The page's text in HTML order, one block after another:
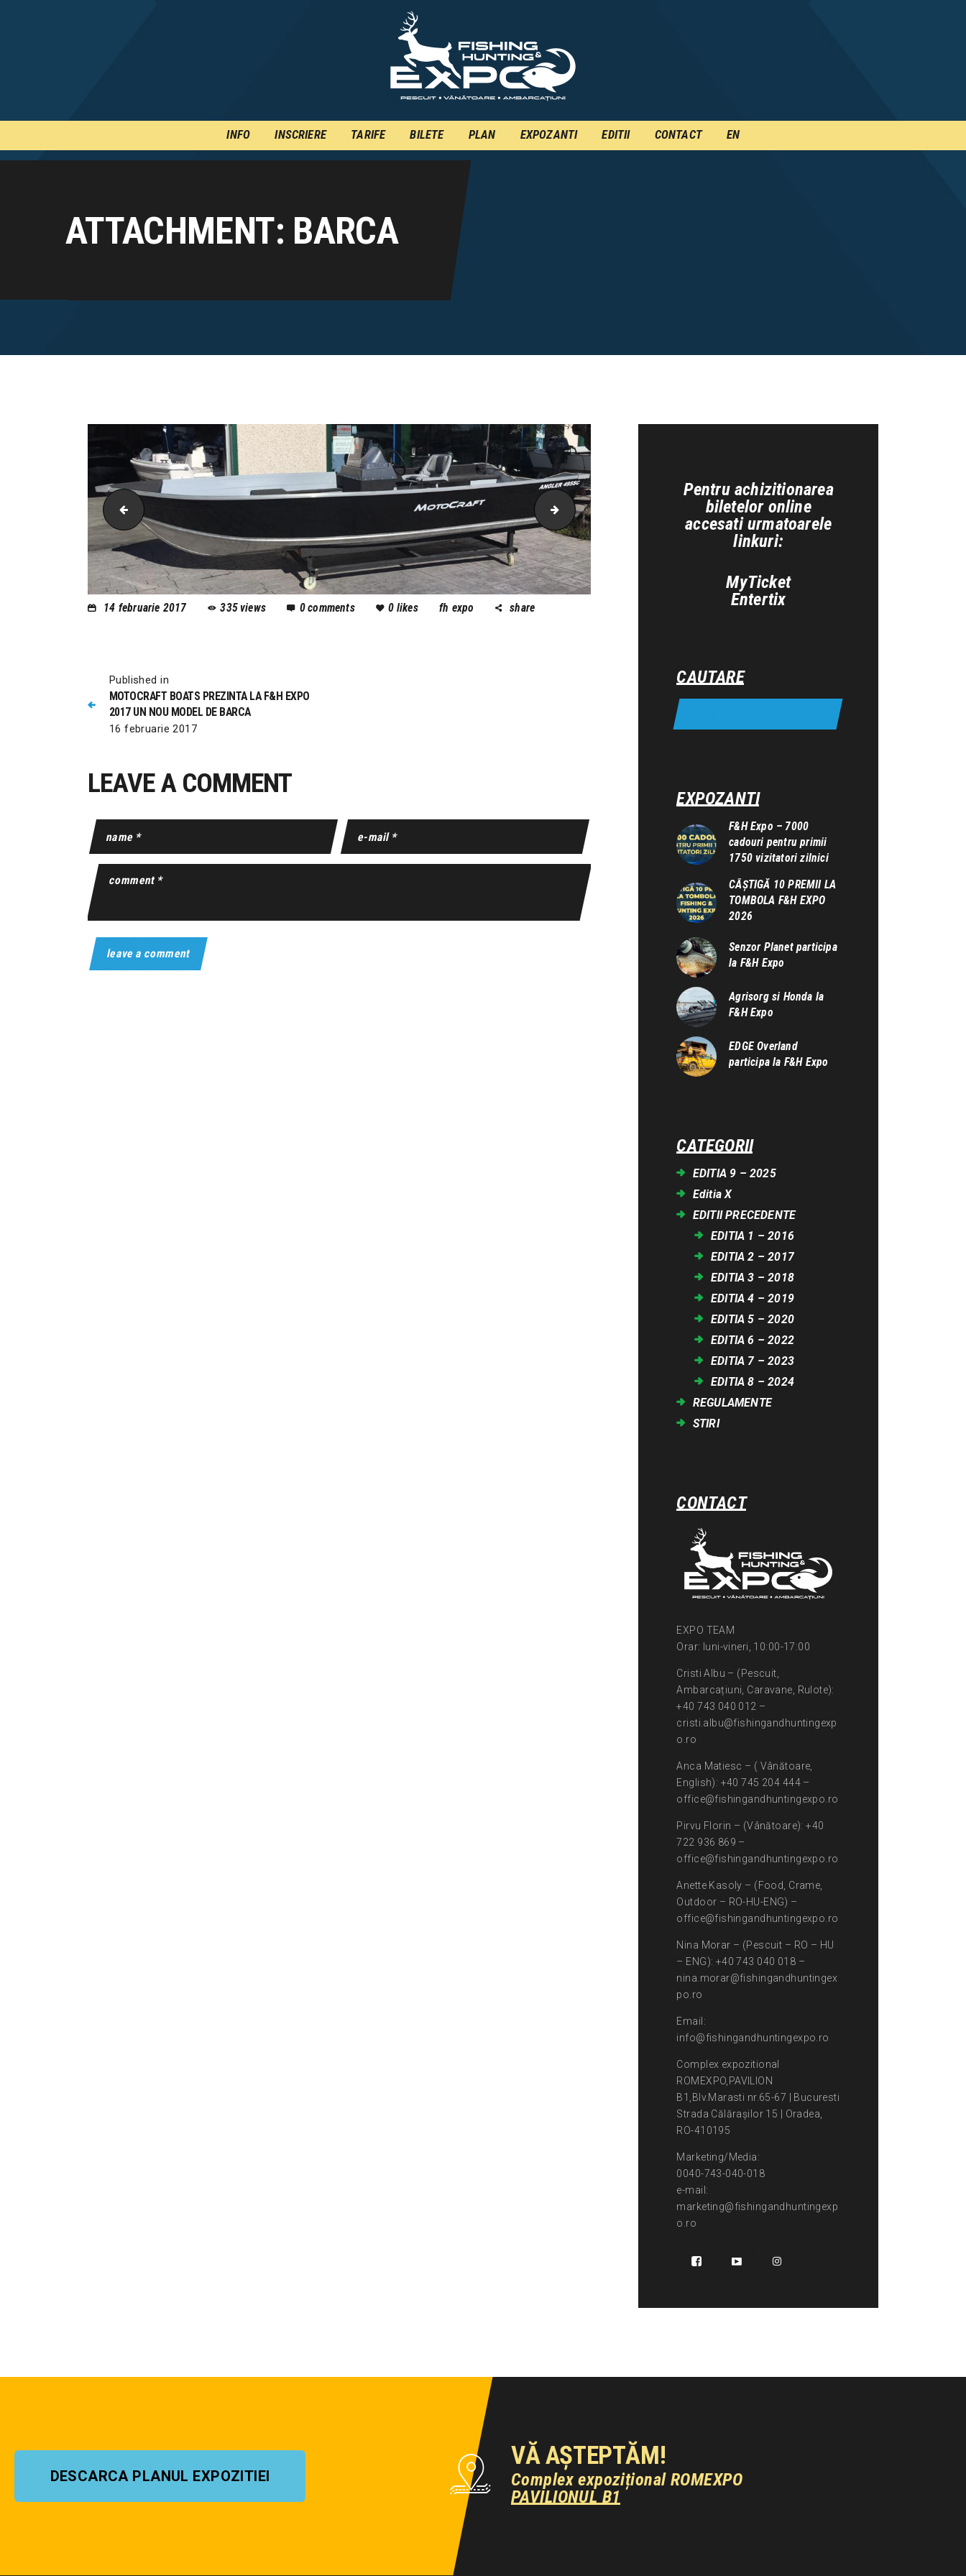
INFO INSCRIERE TARIFE BILETE PLAN EXPOZANTI EDITII CONTACT EN
ATTACHMENT: BARCA
INSCRIERE
PLAN
CONTACT
MotoCraft Boats motocraft boats
14 februarie 2017 335views 0comments 0 likes fh expo share
Published in
MOTOCRAFT BOATS PREZINTA LA F&H EXPO
2017 UN NOU MODEL DE BARCA
16 februarie 2017
LEAVE A COMMENT
Pentru achizitionarea
biletelor online
accesati urmatoarele
linkuri:
MyTicket
Entertix
CAUTARE
EXPOZANTI
F&H Expo – 7000
cadouri pentru primii
1750 vizitatori zilnici
CÂȘTIGĂ 10 PREMII LA
TOMBOLA F&H EXPO
2026
Senzor Planet participa
la F&H Expo
Agrisorg si Honda la
F&H Expo
EDGE Overland
participa la F&H Expo
CATEGORII
EDITIA 9 – 2025
Editia X
EDITII PRECEDENTE
EDITIA 1 – 2016
EDITIA 2 – 2017
EDITIA 3 – 2018
EDITIA 4 – 2019
EDITIA 5 – 2020
EDITIA 6 – 2022
EDITIA 7 – 2023
EDITIA 8 – 2024
REGULAMENTE
STIRI
CONTACT
EXPO TEAM
Orar: luni-vineri, 10:00-17:00
Cristi Albu – (Pescuit,
Ambarcațiuni, Caravane, Rulote):
+40 743 040 012 –
cristi.albu@fishingandhuntingexp
o.ro
Anca Matiesc – ( Vânătoare,
English): +40 745 204 444 –
office@fishingandhuntingexpo.ro
Pirvu Florin – (Vânătoare): +40
722 936 869 –
office@fishingandhuntingexpo.ro
Anette Kasoly – (Food, Crame,
Outdoor – RO-HU-ENG) –
office@fishingandhuntingexpo.ro
Nina Morar – (Pescuit – RO – HU
– ENG): +40 743 040 018 –
nina.morar@fishingandhuntingex
po.ro
Email:
info@fishingandhuntingexpo.ro
Complex expozitional
ROMEXPO,PAVILION
B1,Blv.Marasti nr.65-67 | Bucuresti
Strada Călărașilor 15 | Oradea,
RO-410195
Marketing/Media:
0040-743-040-018
e-mail:
marketing@fishingandhuntingexp
o.ro
DESCARCA PLANUL EXPOZITIEI
VĂ AȘTEPTĂM!
Complex expozițional ROMEXPO
PAVILIONUL B1